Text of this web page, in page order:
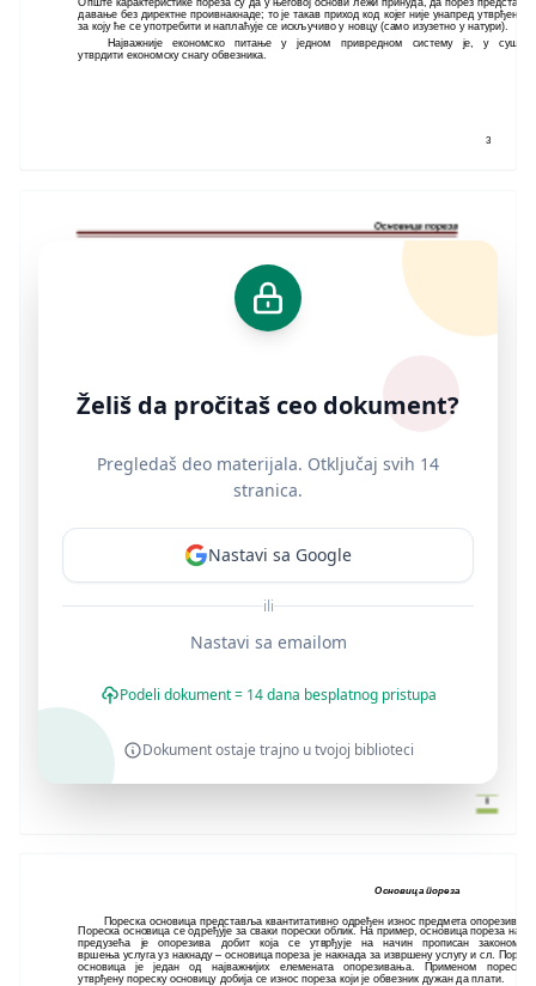
3
Опште карактеристике пореза су да у његовој основи лежи принуда, да порез
давање без директне проивнакнаде; то је такав приход код којег није унапред утврђена
за коју ће се употребити и наплаћује се искључиво у новцу (само изузетно у натури).
Најважније економско питање у једном привредном систему је, у
утврдити економску снагу обвезника.
Основица пореза
Пореска основица представља квантитативно одређен износ предмета
Пореска основица се одређује за сваки порески облик. На пример, основица пореза на
предузећа је опорезива добит која се утврђује на начин прописан законом,
вршења услуга уз накнаду – основица пореза је накнада за извршену услугу и сл.
основица је један од најважнијих елемената опорезивања. Применом
утврђену пореску основицу добија се износ пореза који је обвезник дужан да плати.
Želiš da pročitaš ceo dokument?
Pregledaš deo materijala. Otključaj svih 14
stranica.
Nastavi sa Google
ili
Nastavi sa emailom
Podeli dokument = 14 dana besplatnog pristupa
Dokument ostaje trajno u tvojoj biblioteci